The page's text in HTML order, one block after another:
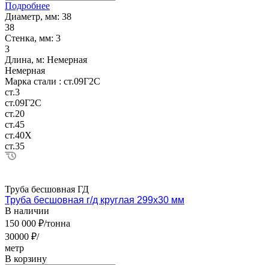
Подробнее
Диаметр, мм: 38
38
Стенка, мм: 3
3
Длина, м: Немерная
Немерная
Марка стали : ст.09Г2С
ст.3
ст.09Г2С
ст.20
ст.45
ст.40Х
ст.35
Труба бесшовная ГД
Труба бесшовная г/д круглая 299х30 мм
В наличии
150 000 ₽/тонна
30000 ₽/
метр
В корзину